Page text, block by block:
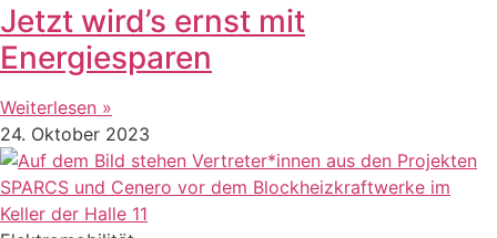
Jetzt wird’s ernst mit
Energiesparen
Weiterlesen »
24. Oktober 2023